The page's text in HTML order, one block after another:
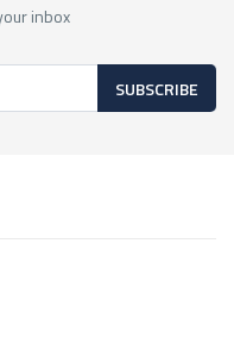
inbox
SUBSCRIBE